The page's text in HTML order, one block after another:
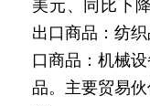
美元、同比下
出口商品：纺
口商品：机械
品。主要贸易